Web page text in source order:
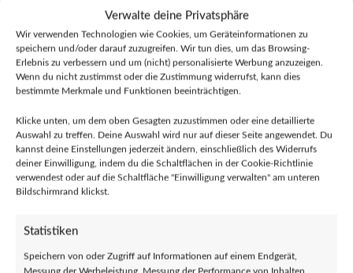
Verwalte deine Privatsphäre
Wir verwenden Technologien wie Cookies, um Geräteinformationen zu
speichern und/oder darauf zuzugreifen. Wir tun dies, um das Browsing-
Erlebnis zu verbessern und um (nicht) personalisierte Werbung anzuzeigen.
Wenn du nicht zustimmst oder die Zustimmung widerrufst, kann dies
bestimmte Merkmale und Funktionen beeinträchtigen.
Klicke unten, um dem oben Gesagten zuzustimmen oder eine detaillierte
Auswahl zu treffen. Deine Auswahl wird nur auf dieser Seite angewendet. Du
kannst deine Einstellungen jederzeit ändern, einschließlich des Widerrufs
deiner Einwilligung, indem du die Schaltflächen in der Cookie-Richtlinie
verwendest oder auf die Schaltfläche "Einwilligung verwalten" am unteren
Bildschirmrand klickst.
Statistiken
Speichern von oder Zugriff auf Informationen auf einem Endgerät,
Messung der Werbeleistung, Messung der Performance von Inhalten,
Harry Gump, bekannt als “Akustikpunk”, liefert uns hier ein tolles Album,
natürlich überwiegend akustisch. Die Besonderheit des Albums ist, dass
er sich viele befreundete Musiker ins Boot geholt hat, um mit ihnen diese
12 Songs auf CD zu verewigen. Textlich ist Harry Gump äußerst
anspruchsvoll und seine Melodien gehen gut ins Ohr. Label: 30 Kilo
Tracklist:
1. Stimmen aus den Trümmern
2. Alles Gute (bei allem, was du machst)
3. Liederübers Liedersingen
6. Privileg
7. Wir werden niemals ankommen
8. Grundsanierung